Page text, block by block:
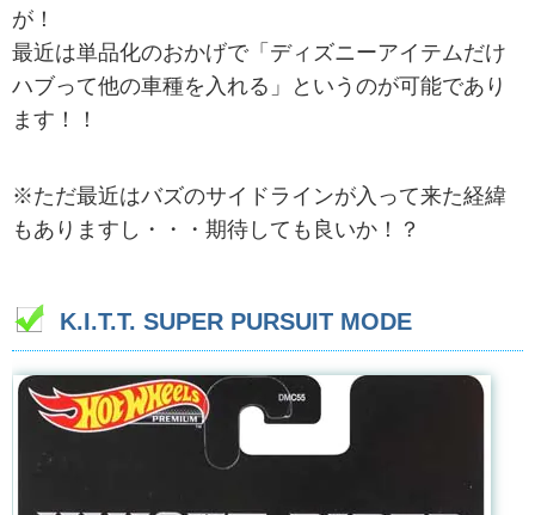
が！
最近は単品化のおかげで「ディズニーアイテムだけ
ハブって他の車種を入れる」というのが可能であり
ます！！
※ただ最近はバズのサイドラインが入って来た経緯
もありますし・・・期待しても良いか！？
K.I.T.T. SUPER PURSUIT MODE